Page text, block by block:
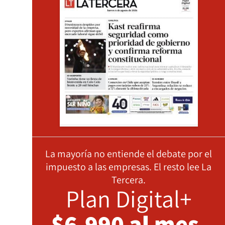
La mayoría no entiende el debate por el
impuesto a las empresas. El resto lee La
Tercera.
Plan Digital+